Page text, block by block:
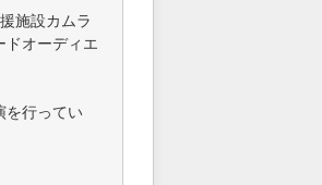
施設カムラ
ドオーディエ
を行ってい